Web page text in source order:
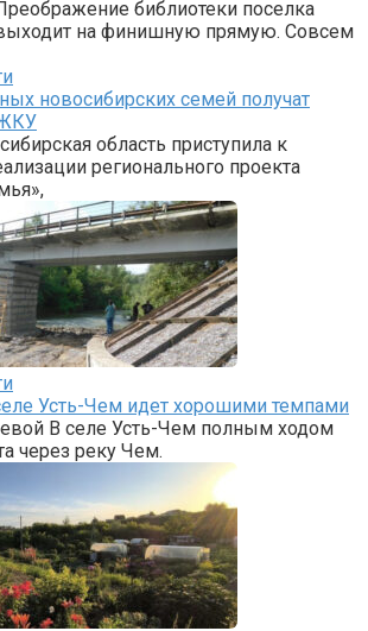
библиотеки поселка
на финишную прямую. Совсем
новосибирских семей получат
область приступила к
регионального проекта
Усть-Чем идет хорошими темпами
В селе Усть-Чем полным ходом
через реку Чем.